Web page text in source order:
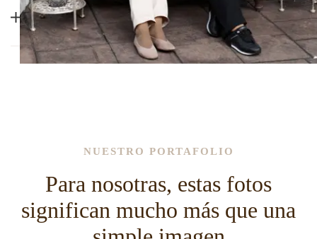
¿Ventajas de una boda en España y
cuáles son los lugares para una boda?
NUESTRO PORTAFOLIO
Para nosotras, estas fotos
significan mucho más que una